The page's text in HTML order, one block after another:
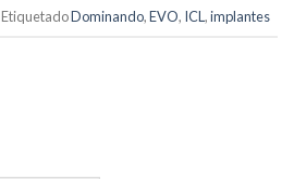
EtiquetadoDominando,EVO, ICL ,implantes